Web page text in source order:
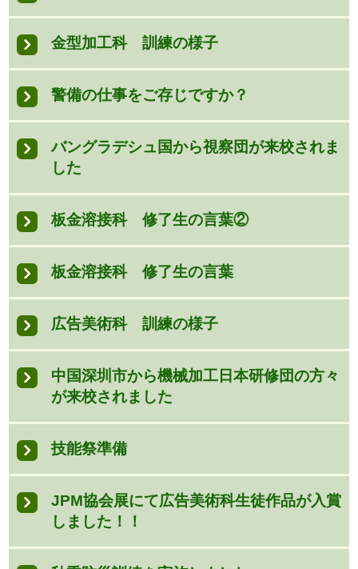
金型加工科 訓練の様子
警備の仕事をご存じですか？
バングラデシュ国から視察団が来校されま
した
板金溶接科 修了生の言葉②
板金溶接科 修了生の言葉
広告美術科 訓練の様子
中国深圳市から機械加工日本研修団の方々
が来校されました
技能祭準備
JPM協会展にて広告美術科生徒作品が入賞
しました！！